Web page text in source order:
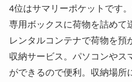
4位はサマリーポケットです
専用ボックスに荷物を詰めて
レンタルコンテナで荷物を預
収納サービス。パソコンやス
ができるので便利。収納場所